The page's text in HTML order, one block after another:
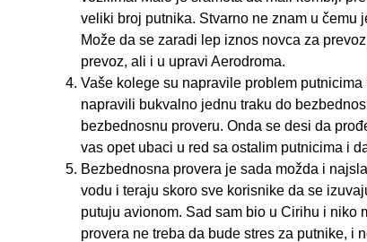
veliki broj putnika. Stvarno ne znam u čemu
Može da se zaradi lep iznos novca za
prevoz, ali i u upravi Aerodroma.
Vaše kolege su napravile problem
napravili bukvalno jednu traku do
bezbednosnu proveru. Onda se desi da
vas opet ubaci u red sa ostalim putnicima i
Bezbednosna provera je sada možda i
vodu i teraju skoro sve korisnike da se
putuju avionom. Sad sam bio u Cirihu i niko
provera ne treba da bude stres za putnike, i